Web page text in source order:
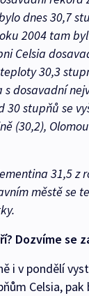
dnes 30,7
2004 tam
Celsia
30,3
dosavadní
30 stupňů se
(30,2),
31,5 z
městě se
Dozvíme se
i v pondělí
Celsia,